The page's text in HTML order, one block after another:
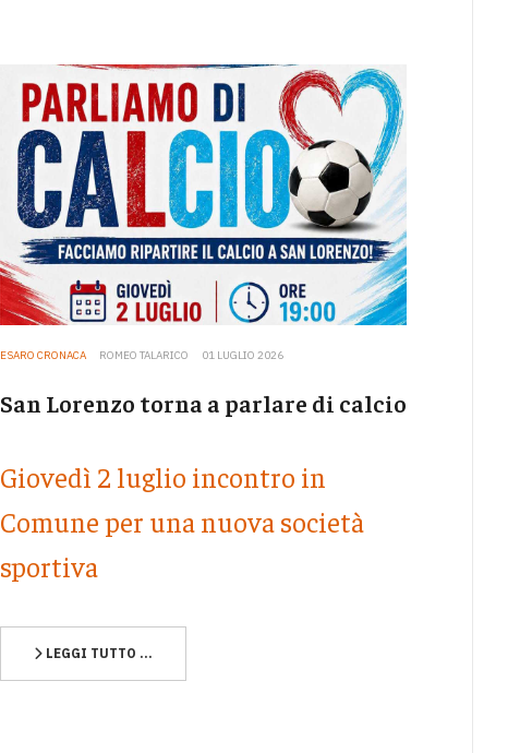
ESARO CRONACA ROMEO TALARICO 01 LUGLIO 2026
San Lorenzo torna a parlare di calcio
Giovedì 2 luglio incontro in
Comune per una nuova società
sportiva
LEGGI TUTTO …